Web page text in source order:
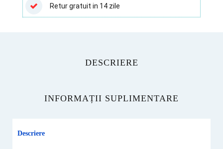
grade
Retur gratuit in 14 zile
DESCRIERE
INFORMAȚII SUPLIMENTARE
Descriere